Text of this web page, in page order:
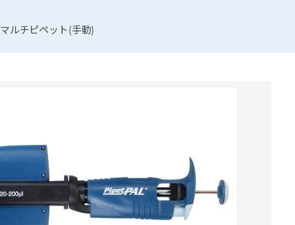
マルチピペット(手動)